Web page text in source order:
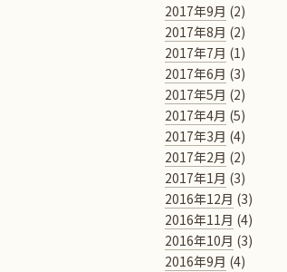
2017年9月 (2)
2017年8月 (2)
2017年7月 (1)
2017年6月 (3)
2017年5月 (2)
2017年4月 (5)
2017年3月 (4)
2017年2月 (2)
2017年1月 (3)
2016年12月 (3)
2016年11月 (4)
2016年10月 (3)
2016年9月 (4)